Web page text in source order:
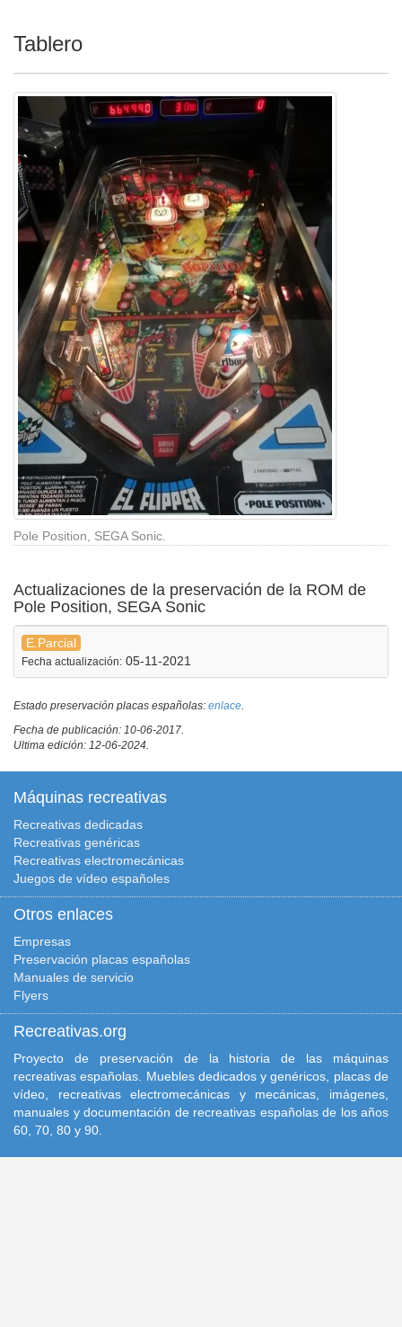
Tablero
Pole Position, SEGA Sonic.
Actualizaciones de la preservación de la ROM de
Pole Position, SEGA Sonic
E.Parcial
Fecha actualización: 05-11-2021
Estado preservación placas españolas: enlace.
Fecha de publicación: 10-06-2017.
Ultima edición: 12-06-2024.
Máquinas recreativas
Recreativas dedicadas
Recreativas genéricas
Recreativas electromecánicas
Juegos de vídeo españoles
Otros enlaces
Empresas
Preservación placas españolas
Manuales de servicio
Flyers
Recreativas.org
Proyecto de preservación de la historia de las máquinas
recreativas españolas. Muebles dedicados y genéricos, placas de
vídeo, recreativas electromecánicas y mecánicas, imágenes,
manuales y documentación de recreativas españolas de los años
60, 70, 80 y 90.